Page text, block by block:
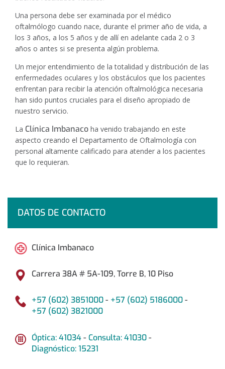
Una persona debe ser examinada por el médico
oftalmólogo cuando nace, durante el primer año de vida, a
los 3 años, a los 5 años y de allí en adelante cada 2 o 3
años o antes si se presenta algún problema.
Un mejor entendimiento de la totalidad y distribución de las
enfermedades oculares y los obstáculos que los pacientes
enfrentan para recibir la atención oftalmológica necesaria
han sido puntos cruciales para el diseño apropiado de
nuestro servicio.
La Clínica Imbanaco ha venido trabajando en este
aspecto creando el Departamento de Oftalmología con
personal altamente calificado para atender a los pacientes
que lo requieran.
DATOS DE CONTACTO
Clínica Imbanaco
Carrera 38A # 5A-109, Torre B, 10 Piso
+57 (602) 3851000- +57 (602) 5186000-
+57 (602) 3821000
Óptica: 41034-Consulta: 41030-
Diagnóstico: 15231